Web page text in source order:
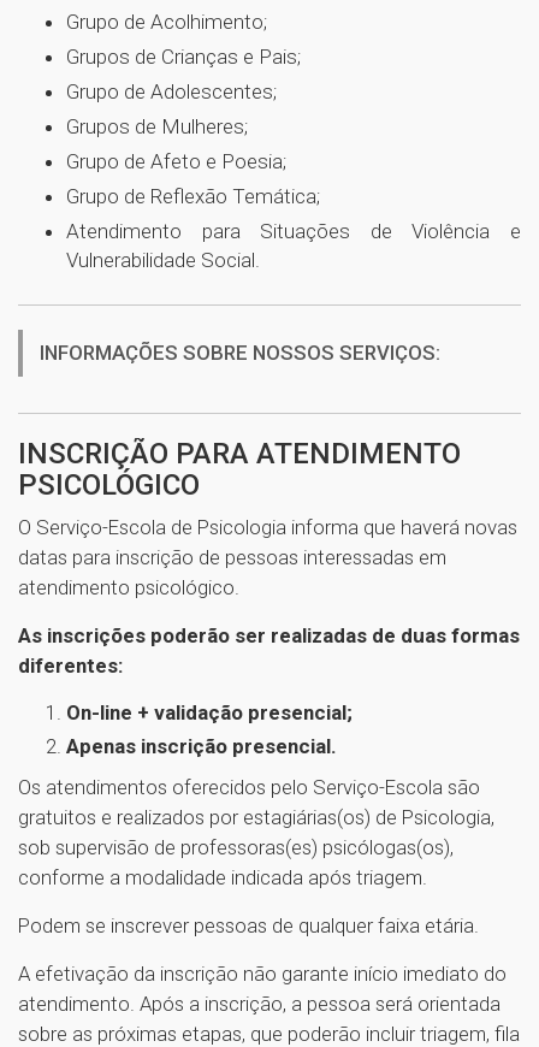
Grupo de Acolhimento;
Grupos de Crianças e Pais;
Grupo de Adolescentes;
Grupos de Mulheres;
Grupo de Afeto e Poesia;
Grupo de Reflexão Temática;
Atendimento para Situações de Violência e
Vulnerabilidade Social.
INFORMAÇÕES SOBRE NOSSOS SERVIÇOS:
INSCRIÇÃO PARA ATENDIMENTO
PSICOLÓGICO
O Serviço-Escola de Psicologia informa que haverá novas
datas para inscrição de pessoas interessadas em
atendimento psicológico.
As inscrições poderão ser realizadas de duas formas
diferentes:
On-line + validação presencial;
Apenas inscrição presencial.
Os atendimentos oferecidos pelo Serviço-Escola são
gratuitos e realizados por estagiárias(os) de Psicologia,
sob supervisão de professoras(es) psicólogas(os),
conforme a modalidade indicada após triagem.
Podem se inscrever pessoas de qualquer faixa etária.
A efetivação da inscrição não garante início imediato do
atendimento. Após a inscrição, a pessoa será orientada
sobre as próximas etapas, que poderão incluir triagem, fila